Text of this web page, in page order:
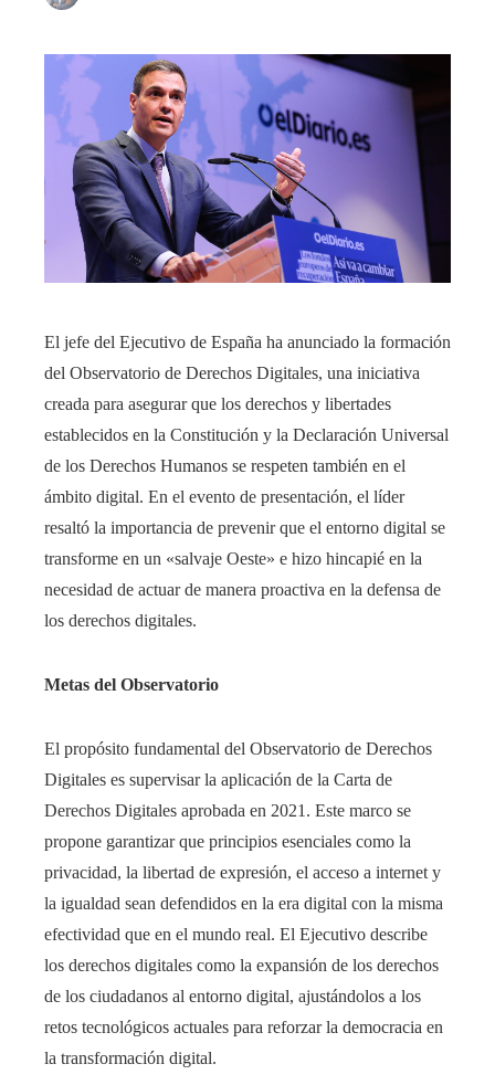
El jefe del Ejecutivo de España ha anunciado la formación
del Observatorio de Derechos Digitales, una iniciativa
creada para asegurar que los derechos y libertades
establecidos en la Constitución y la Declaración Universal
de los Derechos Humanos se respeten también en el
ámbito digital. En el evento de presentación, el líder
resaltó la importancia de prevenir que el entorno digital se
transforme en un «salvaje Oeste» e hizo hincapié en la
necesidad de actuar de manera proactiva en la defensa de
los derechos digitales.
Metas del Observatorio
El propósito fundamental del Observatorio de Derechos
Digitales es supervisar la aplicación de la Carta de
Derechos Digitales aprobada en 2021. Este marco se
propone garantizar que principios esenciales como la
privacidad, la libertad de expresión, el acceso a internet y
la igualdad sean defendidos en la era digital con la misma
efectividad que en el mundo real. El Ejecutivo describe
los derechos digitales como la expansión de los derechos
de los ciudadanos al entorno digital, ajustándolos a los
retos tecnológicos actuales para reforzar la democracia en
la transformación digital.